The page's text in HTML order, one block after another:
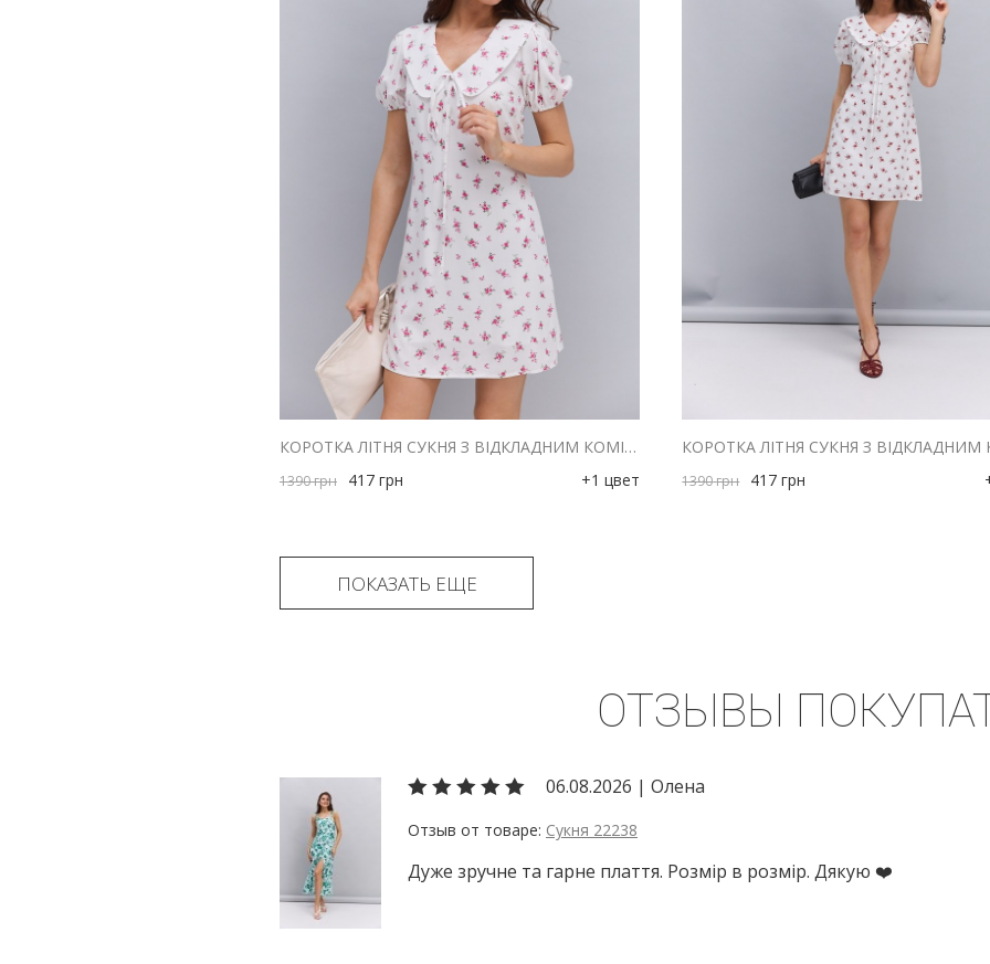
КОРОТКА ЛІТНЯ СУКНЯ З ВІДКЛАДНИМ КОМІРОМ МОЛОЧНА З РОЖЕВИМИ КВІТАМИ
1390грн 417 грн +1 цвет 1390грн 417 грн
ПОКАЗАТЬ ЕЩЕ
ОТЗЫВЫ
06.08.2026 | Олена
Сукня 22238
Дуже зручне та гарне плаття. Розмір в розмір. Дякую ❤️